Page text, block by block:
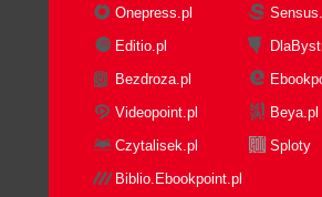
Onepress.pl
Editio.pl
Bezdroza.pl
Videopoint.pl
Beya.pl
Czytalisek.pl
Sploty
Biblio.Ebookpoint.pl